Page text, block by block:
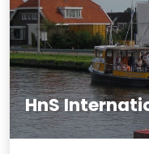
HnS